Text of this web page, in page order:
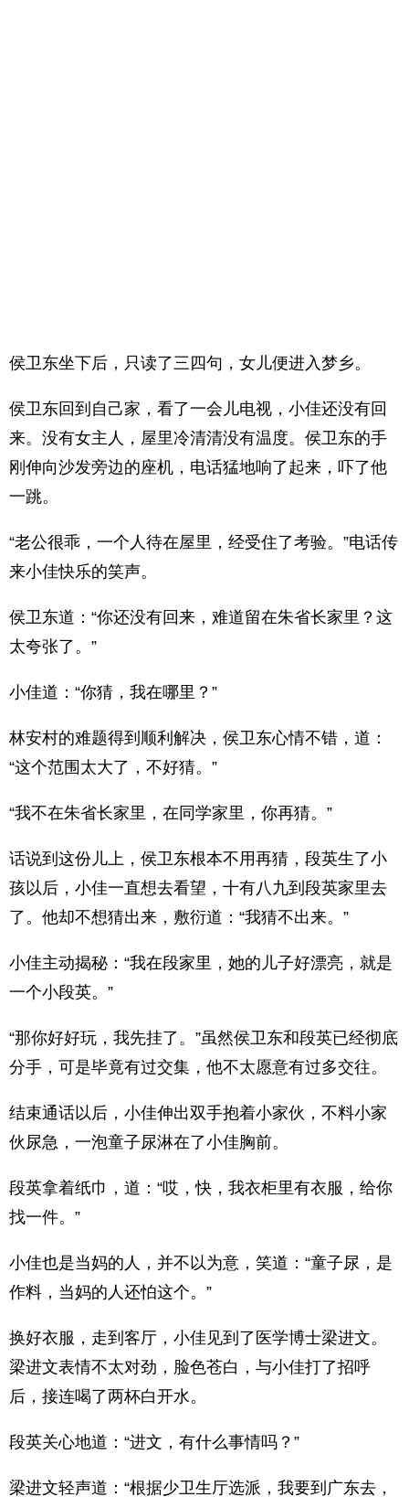
侯卫东坐下后，只读了三四句，女儿便进入梦乡。
侯卫东回到自己家，看了一会儿电视，小佳还没有回
来。没有女主人，屋里冷清清没有温度。侯卫东的手
刚伸向沙发旁边的座机，电话猛地响了起来，吓了他
一跳。
“老公很乖，一个人待在屋里，经受住了考验。”电话传
来小佳快乐的笑声。
侯卫东道：“你还没有回来，难道留在朱省长家里？这
太夸张了。”
小佳道：“你猜，我在哪里？”
林安村的难题得到顺利解决，侯卫东心情不错，道：
“这个范围太大了，不好猜。”
“我不在朱省长家里，在同学家里，你再猜。”
话说到这份儿上，侯卫东根本不用再猜，段英生了小
孩以后，小佳一直想去看望，十有八九到段英家里去
了。他却不想猜出来，敷衍道：“我猜不出来。”
小佳主动揭秘：“我在段家里，她的儿子好漂亮，就是
一个小段英。”
“那你好好玩，我先挂了。”虽然侯卫东和段英已经彻底
分手，可是毕竟有过交集，他不太愿意有过多交往。
结束通话以后，小佳伸出双手抱着小家伙，不料小家
伙尿急，一泡童子尿淋在了小佳胸前。
段英拿着纸巾，道：“哎，快，我衣柜里有衣服，给你
找一件。”
小佳也是当妈的人，并不以为意，笑道：“童子尿，是
作料，当妈的人还怕这个。”
换好衣服，走到客厅，小佳见到了医学博士梁进文。
梁进文表情不太对劲，脸色苍白，与小佳打了招呼
后，接连喝了两杯白开水。
段英关心地道：“进文，有什么事情吗？”
梁进文轻声道：“根据少卫生厅选派，我要到广东去，